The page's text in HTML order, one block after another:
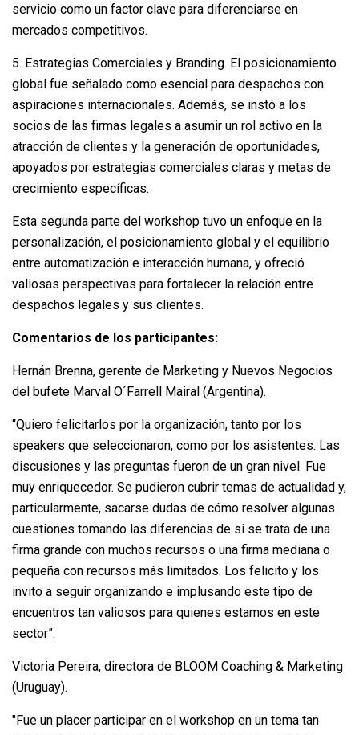
servicio como un factor clave para diferenciarse en
mercados competitivos.
5. Estrategias Comerciales y Branding. El posicionamiento
global fue señalado como esencial para despachos con
aspiraciones internacionales. Además, se instó a los
socios de las firmas legales a asumir un rol activo en la
atracción de clientes y la generación de oportunidades,
apoyados por estrategias comerciales claras y metas de
crecimiento específicas.
Esta segunda parte del workshop tuvo un enfoque en la
personalización, el posicionamiento global y el equilibrio
entre automatización e interacción humana, y ofreció
valiosas perspectivas para fortalecer la relación entre
despachos legales y sus clientes.
Comentarios de los participantes:
Hernán Brenna, gerente de Marketing y Nuevos Negocios
del bufete Marval O´Farrell Mairal (Argentina).
“Quiero felicitarlos por la organización, tanto por los
speakers que seleccionaron, como por los asistentes. Las
discusiones y las preguntas fueron de un gran nivel. Fue
muy enriquecedor. Se pudieron cubrir temas de actualidad y,
particularmente, sacarse dudas de cómo resolver algunas
cuestiones tomando las diferencias de si se trata de una
firma grande con muchos recursos o una firma mediana o
pequeña con recursos más limitados. Los felicito y los
invito a seguir organizando e implusando este tipo de
encuentros tan valiosos para quienes estamos en este
sector”.
Victoria Pereira, directora de BLOOM Coaching & Marketing
(Uruguay).
"Fue un placer participar en el workshop en un tema tan